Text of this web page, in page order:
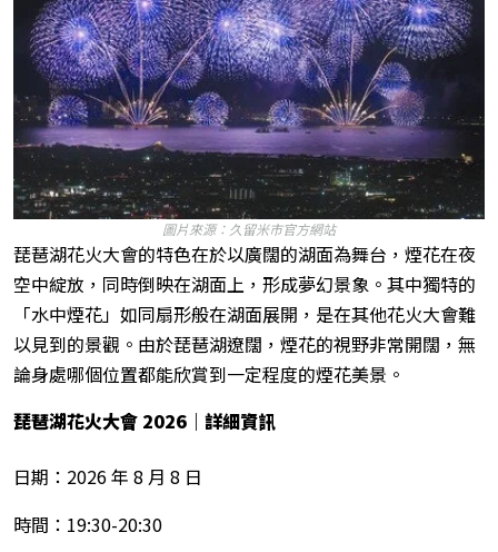
圖片來源：久留米市官方網站
琵琶湖花火大會的特色在於以廣闊的湖面為舞台，煙花在夜
空中綻放，同時倒映在湖面上，形成夢幻景象。其中獨特的
「水中煙花」如同扇形般在湖面展開，是在其他花火大會難
以見到的景觀。由於琵琶湖遼闊，煙花的視野非常開闊，無
論身處哪個位置都能欣賞到一定程度的煙花美景。
琵琶湖花火大會 2026 ｜詳細資訊
日期：2026 年 8 月 8 日
時間：19:30-20:30